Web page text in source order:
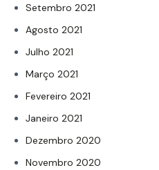
Setembro 2021
Agosto 2021
Julho 2021
Março 2021
Fevereiro 2021
Janeiro 2021
Dezembro 2020
Novembro 2020